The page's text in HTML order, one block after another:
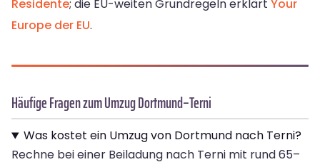
Residente; die EU-weiten Grundregeln erklärt Your
Europe der EU.
Häufige Fragen zum Umzug Dortmund–Terni
Was kostet ein Umzug von Dortmund nach Terni?
Rechne bei einer Beiladung nach Terni mit rund 65–